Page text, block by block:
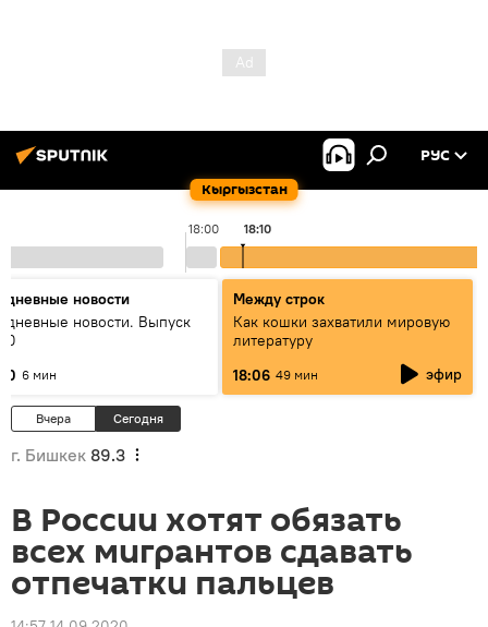
Кыргызстан
РУС
18:00 18:10
новости
новости. Выпуск
6 мин
Между строк
Как кошки захватили мировую
литературу
18:06 49 мин эфир
Вчера Сегодня
г. Бишкек 89.3
В России хотят обязать
всех мигрантов сдавать
отпечатки пальцев